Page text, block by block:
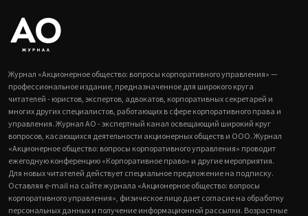
Журнал «Акционерное общество: вопросы корпоративного управления» —
профессиональное издание, предназначенное для широкого круга
читателей - юристов, экспертов, адвокатов, корпоративных секретарей и
многих других специалистов, работающих в сфере корпоративного права и
управления. Журнал АО - экспертный канал освещающий широкий круг
вопросов, касающихся деятельности акционерных обществ и ООО. Журнал
«Акционерное общество: вопросы корпоративного управления» проводит
ежегодную конференцию «Корпоративное право» и другие мероприятия.
Для новых читателей действует специальное предложение на подписку.
Оставляя e-mail на сайте журнала «Акционерное общество: вопросы
корпоративного управления», физическое лицо дает согласие на обработку
персональных данных и получение информационной рассылки. Возрастные